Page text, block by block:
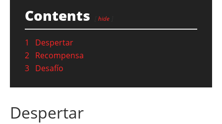
Contents hide
1
Despertar
2 Recompensa
3 Desafío
Despertar